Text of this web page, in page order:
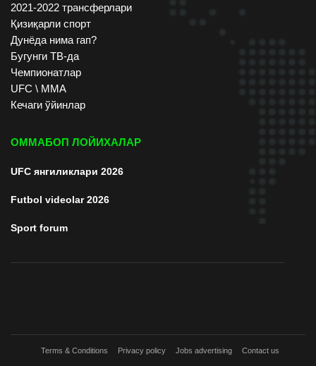
2021-2022 трансферлари
Қизиқарли спорт
Дунёда нима гап?
Бугунги ТВ-да
Чемпионатлар
UFC \ ММА
Кечаги ўйинлар
ОММАБОП ЛОЙИХАЛАР
UFC янгиликлари 2026
Futbol videolar 2026
Sport forum
Terms & Conditions Privacy policy Jobs advertising Contact us